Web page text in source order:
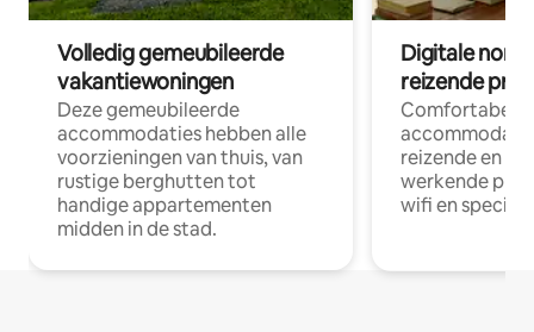
Volledig gemeubileerde
vakantiewoningen
Deze gemeubileerde
accommodaties hebben alle
voorzieningen van thuis, van
rustige berghutten tot
handige appartementen
midden in de stad.
Digitale
reizende
Comfortabele
reizende en
werkende
wifi en